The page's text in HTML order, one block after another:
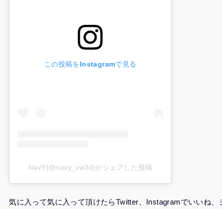
この投稿をInstagramで見る
NavY(@navy_vw3d)がシェアした投稿
気に入って気に入って頂けたらTwitter、Instagramでいいね、